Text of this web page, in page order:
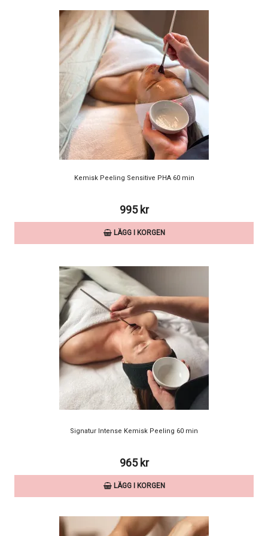
Kemisk Peeling Sensitive PHA 60 min
995 kr
LÄGG I KORGEN
Signatur Intense Kemisk Peeling 60 min
965 kr
LÄGG I KORGEN